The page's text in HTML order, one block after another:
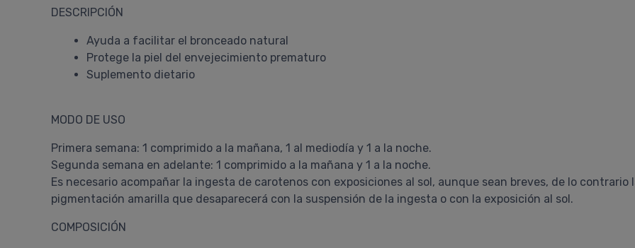
DESCRIPCIÓN
Ayuda a facilitar el bronceado natural
Protege la piel del envejecimiento prematuro
Suplemento dietario
MODO DE USO
Primera semana: 1 comprimido a la mañana, 1 al mediodía y 1 a la noche.
Segunda semana en adelante: 1 comprimido a la mañana y 1 a la noche.
Es necesario acompañar la ingesta de carotenos con exposiciones al sol, aunque sean breves, de lo contrario
pigmentación amarilla que desaparecerá con la suspensión de la ingesta o con la exposición al sol.
COMPOSICIÓN